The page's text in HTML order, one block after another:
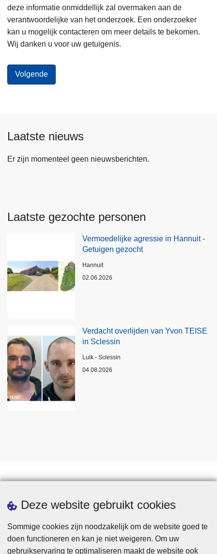
Deze website gebruikt cookies
Sommige cookies zijn noodzakelijk om de website goed te
doen functioneren en kan je niet weigeren. Om uw
gebruikservaring te optimaliseren maakt de website ook
deze informatie onmiddellijk zal overmaken aan de
verantwoordelijke van het onderzoek. Een onderzoeker
kan u mogelijk contacteren om meer details te bekomen.
Wij danken u voor uw getuigenis.
Laatste nieuws
Er zijn momenteel geen nieuwsberichten.
Laatste gezochte personen
Vermoedelijke agressie in Hannuit -
Getuigen gezocht
Plaats
Hannuit
02.06.2026
Verdacht overlijden van Yvon TEISE
in Sclessin
Plaats
Luik - Sclessin
04.08.2026